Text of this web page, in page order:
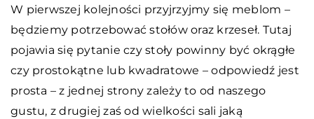
W pierwszej kolejności przyjrzyjmy się meblom –
będziemy potrzebować stołów oraz krzeseł. Tutaj
pojawia się pytanie czy stoły powinny być okrągłe
czy prostokątne lub kwadratowe – odpowiedź jest
prosta – z jednej strony zależy to od naszego
gustu, z drugiej zaś od wielkości sali jaką